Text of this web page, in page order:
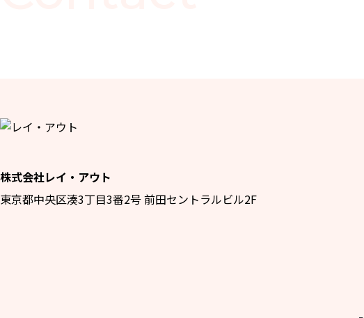
株式会社レイ・アウト
東京都中央区湊3丁目3番2号 前田セントラルビル2F